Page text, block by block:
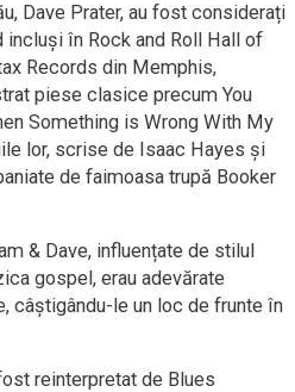
Dave Prater, au fost considerați
în Rock and Roll Hall of
Records din Memphis,
piese clasice precum You
Something is Wrong With My
lor, scrise de Isaac Hayes și
de faimoasa trupă Booker
& Dave, influențate de stilul
gospel, erau adevărate
câștigându-le un loc de frunte în
reinterpretat de Blues